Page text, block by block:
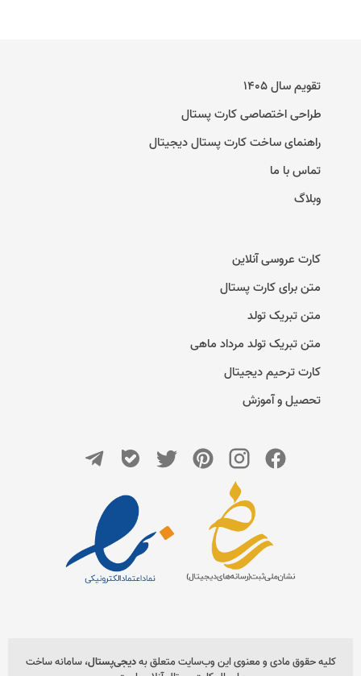
تقویم سال ۱۴۰۵
طراحی اختصاصی کارت پستال
راهنمای ساخت کارت پستال دیجیتال
تماس با ما
وبلاگ
کارت عروسی آنلاین
متن برای کارت پستال
متن تبریک تولد
متن تبریک تولد مرداد ماهی
کارت ترحیم دیجیتال
تحصیل و آموزش
کلیه حقوق مادی و معنوی این وب‌سایت متعلق بهدیجی‌پستال، سامانه ساخت